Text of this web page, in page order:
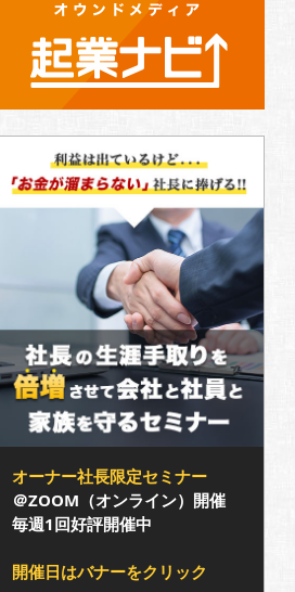
オーナー社長限定セミナー
＠ZOOM（オンライン）開催
毎週1回好評開催中
開催日はバナーをクリック